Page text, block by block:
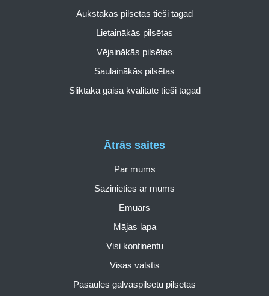
Ātrās saites
Par mums
Sazinieties ar mums
Emuārs
Mājas lapa
Visi kontinentu
Visas valstis
Pasaules galvaspilsētu pilsētas
Aukstākās pilsētas tieši tagad
Lietainākās pilsētas
Vējainākās pilsētas
Saulainākās pilsētas
Sliktākā gaisa kvalitāte tieši tagad